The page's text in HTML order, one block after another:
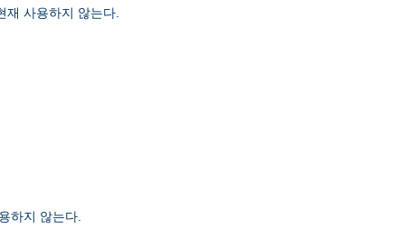
재 사용하지 않는다.
하지 않는다.